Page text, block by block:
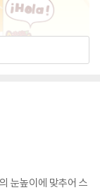
눈높이에 맞추어 스